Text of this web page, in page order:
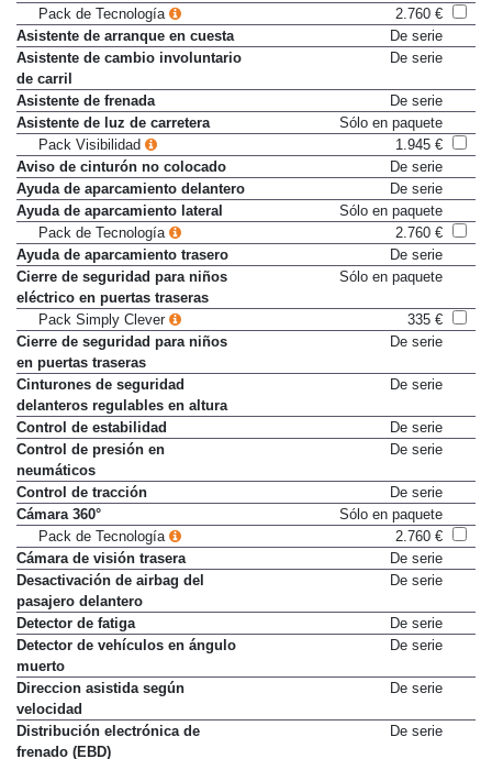
Aparcamiento asistido
Sólo en paquete
Pack de Tecnología
2.760 €
Asistente de arranque en cuesta
De serie
Asistente de cambio involuntario
de carril
Asistente de frenada
De serie
Asistente de luz de carretera
Sólo en paquete
Pack Visibilidad
1.945 €
Aviso de cinturón no colocado
De serie
Ayuda de aparcamiento delantero
De serie
Ayuda de aparcamiento lateral
Sólo en paquete
Pack de Tecnología
2.760 €
Ayuda de aparcamiento trasero
De serie
Cierre de seguridad para niños
eléctrico en puertas traseras
Pack Simply Clever
335 €
Cierre de seguridad para niños
en puertas traseras
Cinturones de seguridad
delanteros regulables en altura
Control de estabilidad
De serie
Control de presión en
neumáticos
Control de tracción
De serie
Cámara 360°
Sólo en paquete
Pack de Tecnología
2.760 €
Cámara de visión trasera
De serie
Desactivación de airbag del
pasajero delantero
Detector de fatiga
De serie
Detector de vehículos en ángulo
muerto
Direccion asistida según
velocidad
Distribución electrónica de